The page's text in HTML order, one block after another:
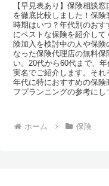
【早見表あり】保険相談
を徹底比較しました！保
時期はいつ？年代別のお
にベストな保険を紹介し
険加入を検討中の人や保
なった保険代理店の無料
い。20代から60代まで、
実名でご紹介します。そ
年代に特におすすめの保
フプランニングの参考にし
ホーム 保険